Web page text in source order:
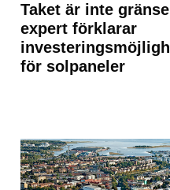
Taket är inte
expert förklarar
för solpaneler